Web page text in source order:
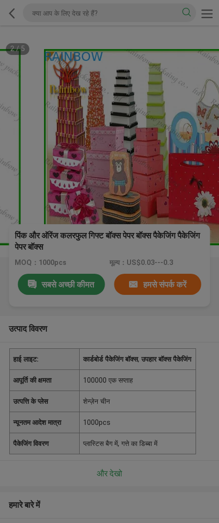
2/5
पिंक और ऑरेंज कलरफुल गिफ्ट बॉक्स पेपर बॉक्स पैकेजिंग पैकेजिंग
पेपर बॉक्स
MOQ：1000pcs मूल्य：US$0.03---0.3
सबसे अच्छी कीमत हमसे संपर्क करें
उत्पाद विवरण
हाई लाइट: कार्डबोर्ड पैकेजिंग बॉक्स,उपहार बॉक्स पैकेजिंग
आपूर्ति की क्षमता 100000 एक सप्ताह
उत्पत्ति के प्लेस शेन्ज़ेन चीन
न्यूनतम आदेश मात्रा 1000pcs
पैकेजिंग विवरण प्लास्टिस बैग में, गत्ते का डिब्बा में
और देखो
हमारे बारे में